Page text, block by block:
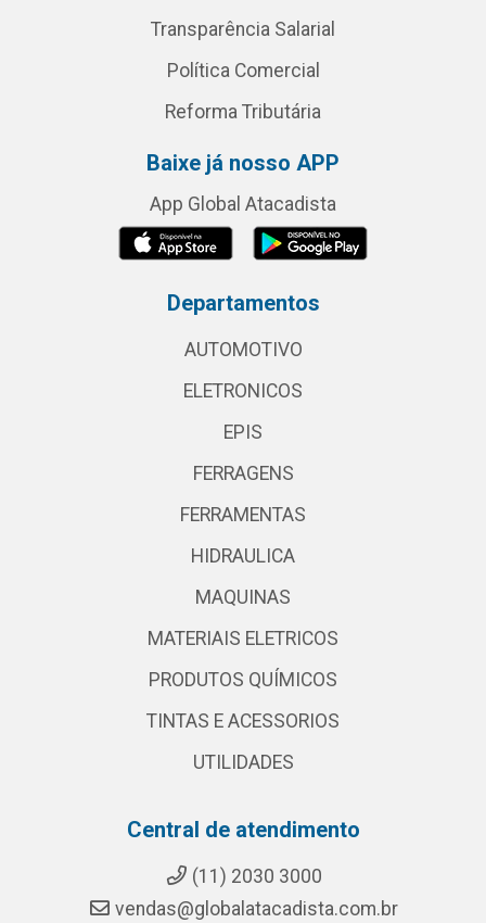
Transparência Salarial
Política Comercial
Reforma Tributária
Baixe já nosso APP
App Global Atacadista
Departamentos
AUTOMOTIVO
ELETRONICOS
EPIS
FERRAGENS
FERRAMENTAS
HIDRAULICA
MAQUINAS
MATERIAIS ELETRICOS
PRODUTOS QUÍMICOS
TINTAS E ACESSORIOS
UTILIDADES
Central de atendimento
(11) 2030 3000
vendas@globalatacadista.com.br